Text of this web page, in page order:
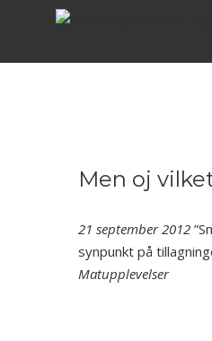
Men oj
21 september 2012
synpunkt på
Matupplevelser